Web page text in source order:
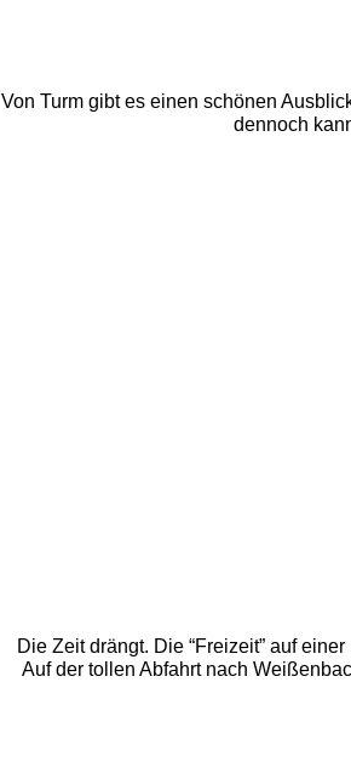
Von Turm gibt es einen schönen
dennoch
Die Zeit drängt. Die “Freizeit” auf
Auf der tollen Abfahrt nach